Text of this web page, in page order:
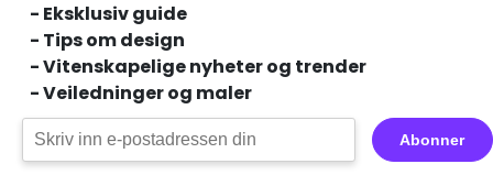
- Eksklusiv guide
- Tips om design
- Vitenskapelige nyheter og trender
- Veiledninger og maler
Abonner